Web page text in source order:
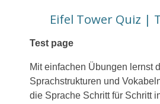
Eifel Tower Quiz |
Test page
Mit einfachen Übungen lernst
Sprachstrukturen und
die Sprache Schritt für Schritt